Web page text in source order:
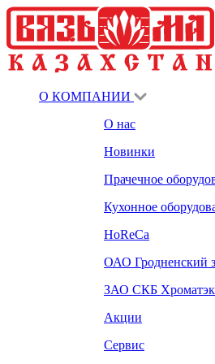
О КОМПАНИИ
О нас
Новинки
Прачечное
Кухонное
HoReCa
ОАО Гродненский
ЗАО СКБ Хроматэк
Акции
Сервис